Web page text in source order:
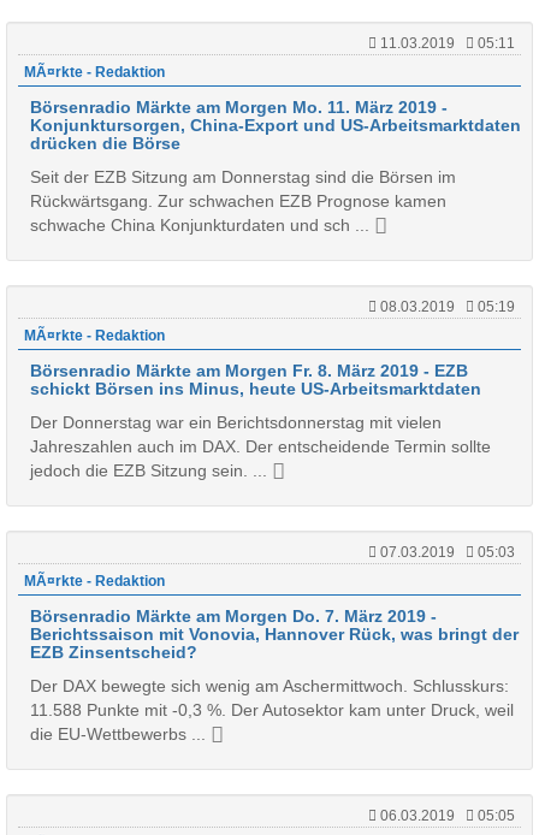
11.03.2019
05:11
MÃ¤rkte - Redaktion
Börsenradio Märkte am Morgen Mo. 11. März 2019 -
Konjunktursorgen, China-Export und US-Arbeitsmarktdaten
drücken die Börse
Seit der EZB Sitzung am Donnerstag sind die Börsen im
Rückwärtsgang. Zur schwachen EZB Prognose kamen
schwache China Konjunkturdaten und sch ...
08.03.2019
05:19
MÃ¤rkte - Redaktion
Börsenradio Märkte am Morgen Fr. 8. März 2019 - EZB
schickt Börsen ins Minus, heute US-Arbeitsmarktdaten
Der Donnerstag war ein Berichtsdonnerstag mit vielen
Jahreszahlen auch im DAX. Der entscheidende Termin sollte
jedoch die EZB Sitzung sein. ...
07.03.2019
05:03
MÃ¤rkte - Redaktion
Börsenradio Märkte am Morgen Do. 7. März 2019 -
Berichtssaison mit Vonovia, Hannover Rück, was bringt der
EZB Zinsentscheid?
Der DAX bewegte sich wenig am Aschermittwoch. Schlusskurs:
11.588 Punkte mit -0,3 %. Der Autosektor kam unter Druck, weil
die EU-Wettbewerbs ...
06.03.2019
05:05